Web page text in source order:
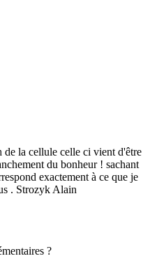
la cellule celle ci vient d'être
du bonheur ! sachant
exactement à ce que je
. Strozyk Alain
?